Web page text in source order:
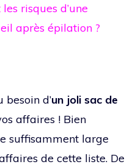
risques d’une
après épilation ?
d’un joli sac de
affaires ! Bien
suffisamment large
de cette liste. De